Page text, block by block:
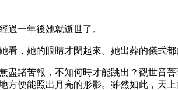
過一年後她就逝世了。
，她的眼睛才閉起來。她出葬的儀式
盡諸苦報，不知何時才能跳出？觀世音
便能照出月亮的形影。雖然如此，天